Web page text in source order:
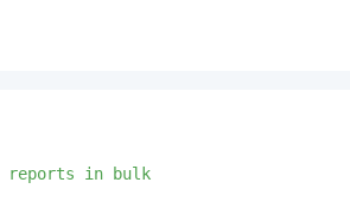
reports in
bulk